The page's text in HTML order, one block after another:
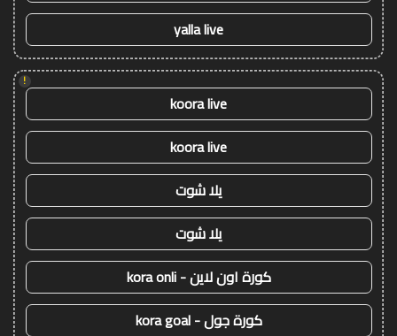
yalla live
!
koora live
koora live
يلا شوت
يلا شوت
كورة اون لاين - kora onli
كورة جول - kora goal